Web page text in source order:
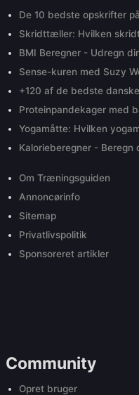
De 10 bedste opskrifter
Skridttæller: Hvilken
BMI Beregner - Udregn
Sense-kuren med Suzy
+120 af de bedste
Proteinpandekager med
Yogamåtte: Hvilken
Kalorieberegner - Beregn
Om Træningsguiden
Annoncørinfo
Sitemap
Privatlivspolitik
Sponsoreret artikler
Community
Opret bruger